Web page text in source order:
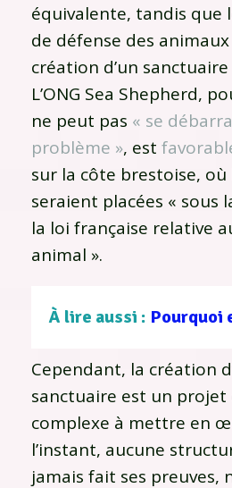
équivalente, tandis que
de défense des
création d’un
L’ONG Sea Shepherd,
ne peut pas « se
problème », est
sur la côte brestoise,
seraient placées « sous
la loi française relative
animal ».
À lire aussi :
Cependant, la création
sanctuaire est un projet
complexe à mettre en
l’instant, aucune
jamais fait ses preuves,